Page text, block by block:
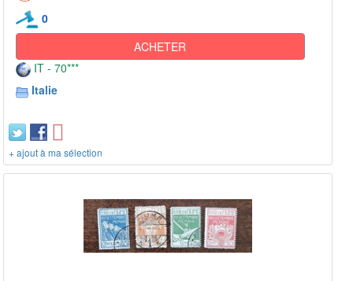
0
ACHETER
IT - 70***
Italie
+ ajout à ma sélection